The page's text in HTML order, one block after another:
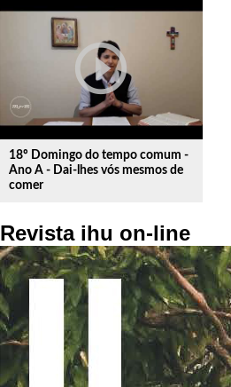
play_circle_outline
18º Domingo do tempo comum -
Ano A - Dai-lhes vós mesmos de
comer
Revista ihu on-line